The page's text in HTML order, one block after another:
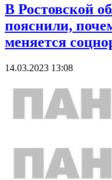
В Ростовской
пояснили,
меняется
14.03.2023 13:08